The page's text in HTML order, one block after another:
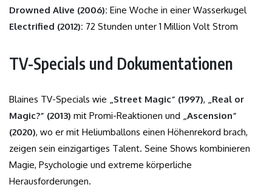
Drowned Alive (2006): Eine Woche in einer Wasserkugel
Electrified (2012): 72 Stunden unter 1 Million Volt Strom
TV-Specials und Dokumentationen
Blaines TV-Specials wie „Street Magic“ (1997),
„Real or
Magic?“ (2013) mit Promi-Reaktionen und
„Ascension“
(2020), wo er mit Heliumballons einen Höhenrekord brach,
zeigen sein einzigartiges Talent. Seine Shows kombinieren
Magie, Psychologie und extreme körperliche
Herausforderungen.